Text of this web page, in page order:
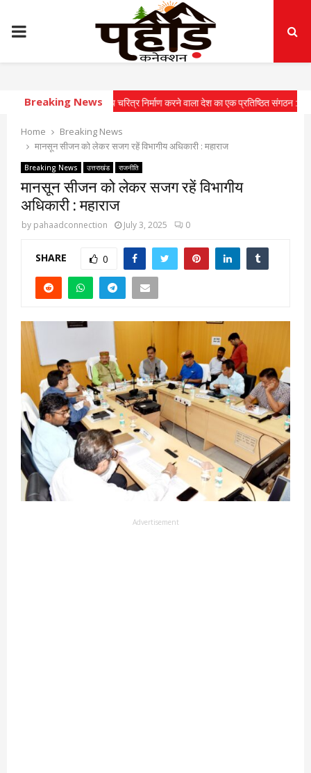
PRIMARY
MENU
Breaking News
युवाओं में राष्ट्रीय चरित्र निर्माण करने वाला देश का एक प्रतिष्ठित संगठन : सीएम ⇝
Home
Breaking News
मानसून सीजन को लेकर सजग रहें विभागीय अधिकारी : महाराज
Breaking News उत्तराखंड राजनीति
मानसून सीजन को लेकर सजग रहें विभागीय
अधिकारी : महाराज
by pahaadconnection July 3, 2025 0
SHARE 0
Advertisement